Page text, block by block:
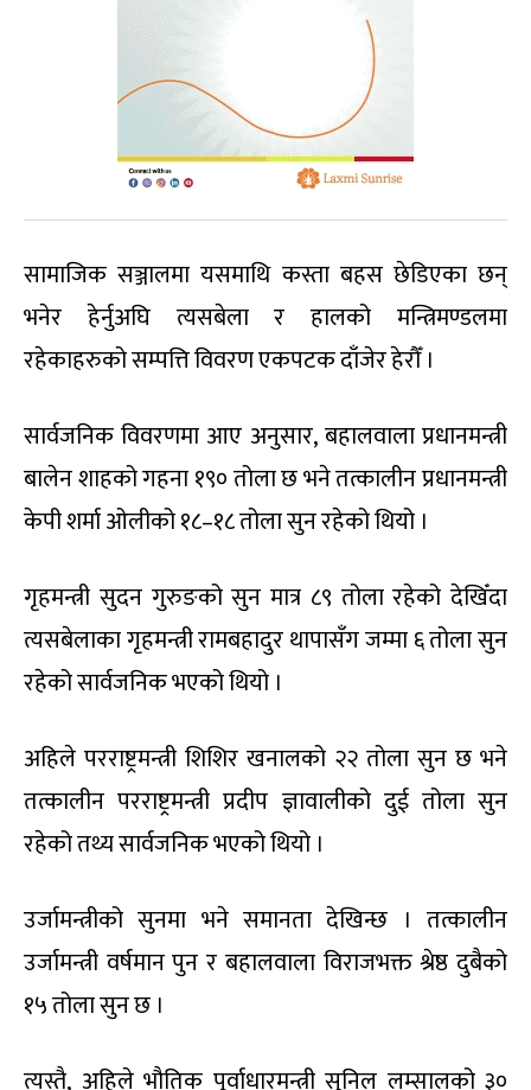
सामाजिक सञ्जालमा यसमाथि कस्ता बहस छेडिएका छन्
भनेर हेर्नुअघि त्यसबेला र हालको मन्त्रिमण्डलमा
रहेकाहरुको सम्पत्ति विवरण एकपटक दाँजेर हेरौँ ।
सार्वजनिक विवरणमा आए अनुसार, बहालवाला प्रधानमन्त्री
बालेन शाहको गहना १९० तोला छ भने तत्कालीन प्रधानमन्त्री
केपी शर्मा ओलीको १८–१८ तोला सुन रहेको थियो ।
गृहमन्त्री सुदन गुरुङको सुन मात्र ८९ तोला रहेको देखिँदा
त्यसबेलाका गृहमन्त्री रामबहादुर थापासँग जम्मा ६ तोला सुन
रहेको सार्वजनिक भएको थियो ।
अहिले परराष्ट्रमन्त्री शिशिर खनालको २२ तोला सुन छ भने
तत्कालीन परराष्ट्रमन्त्री प्रदीप ज्ञावालीको दुई तोला सुन
रहेको तथ्य सार्वजनिक भएको थियो ।
उर्जामन्त्रीको सुनमा भने समानता देखिन्छ । तत्कालीन
उर्जामन्त्री वर्षमान पुन र बहालवाला विराजभक्त श्रेष्ठ दुबैको
१५ तोला सुन छ ।
त्यस्तै, अहिले भौतिक पूर्वाधारमन्त्री सुनिल लम्सालको ३०